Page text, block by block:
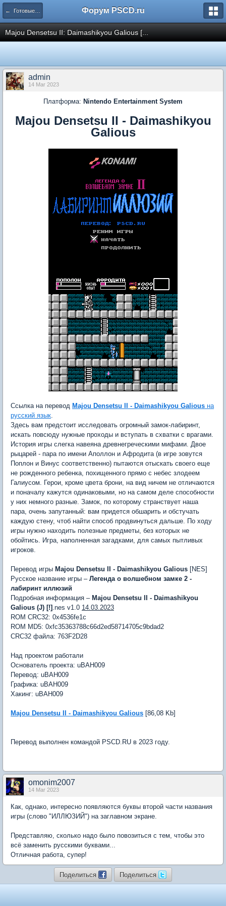
← Готовые проекты Форум PSCD.ru
Majou Densetsu II: Daimashikyou Galious [...
admin
14 Mar 2023
Платформа: Nintendo Entertainment System
Majou Densetsu II - Daimashikyou
Galious
Ссылка на перевод Majou Densetsu II - Daimashikyou Galious на
русский язык.
Здесь вам предстоит исследовать огромный замок-лабиринт,
искать повсюду нужные проходы и вступать в схватки с врагами.
История игры слегка навеяна древнегреческими мифами. Двое
рыцарей - пара по имени Аполлон и Афродита (в игре зовутся
Поплон и Винус соответственно) пытаются отыскать своего еще
не рожденного ребенка, похищенного прямо с небес злодеем
Галиусом. Герои, кроме цвета брони, на вид ничем не отличаются
и поначалу кажутся одинаковыми, но на самом деле способности
у них немного разные. Замок, по которому странствует наша
пара, очень запутанный: вам придется обшарить и обстучать
каждую стену, чтоб найти способ продвинуться дальше. По ходу
игры нужно находить полезные предметы, без которых не
обойтись. Игра, наполненная загадками, для самых пытливых
игроков.
Перевод игры Majou Densetsu II - Daimashikyou Galious [NES]
Русское название игры – Легенда о волшебном замке 2 -
лабиринт иллюзий
Подробная информация – Majou Densetsu II - Daimashikyou
Galious (J) [!] .nes v1.0 14.03.2023
ROM CRC32: 0x4536fe1c
ROM MD5: 0xfc35363788c66d2ed58714705c9bdad2
CRC32 файла: 763F2D28
Над проектом работали
Основатель проекта: uBAH009
Перевод: uBAH009
Графика: uBAH009
Хакинг: uBAH009
Majou Densetsu II - Daimashikyou Galious [86,08 Kb]
Перевод выполнен командой PSCD.RU в 2023 году.
omonim2007
14 Mar 2023
Как, однако, интересно появляются буквы второй части названия
игры (слово "ИЛЛЮЗИЙ") на заглавном экране.
Представляю, сколько надо было повозиться с тем, чтобы это
всё заменить русскими буквами...
Отличная работа, супер!
Поделиться Поделиться